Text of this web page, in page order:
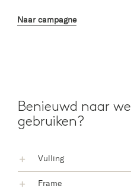
Naar campagne
Benieuwd naar
gebruiken?
Vulling
Frame